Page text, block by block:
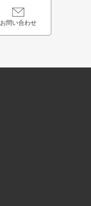
お問い合わせ